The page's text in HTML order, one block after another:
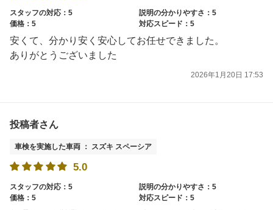
スタッフの対応：5
説明の分かりやすさ：5
価格：5
対応スピード：5
安くて、分かり安く安心してお任せできました。
ありがとうございました
2026年1月20日 17:53
投稿者さん
車検を実施した車両 ： スズキ スペーシア
5.0
スタッフの対応：5
説明の分かりやすさ：5
価格：5
対応スピード：5